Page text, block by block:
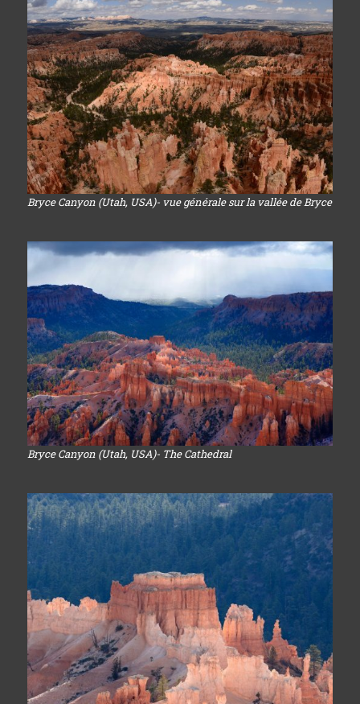
Bryce Canyon (Utah, USA)- vue générale sur la vallée de Bryce
Bryce Canyon (Utah, USA)- The Cathedral